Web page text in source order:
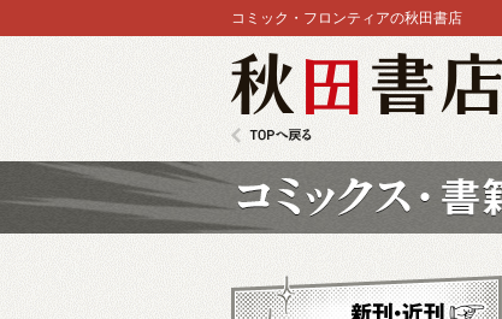
コミック・フロンティアの秋田書店